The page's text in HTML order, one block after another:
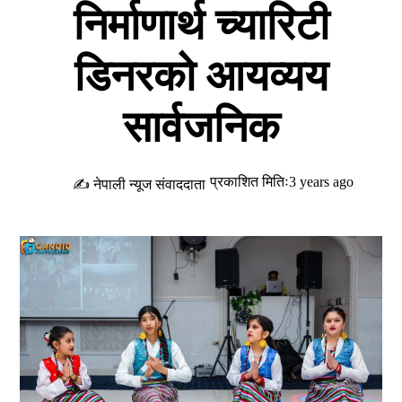
निर्माणार्थ च्यारिटी
डिनरको आयव्यय
सार्वजनिक
✍ नेपाली न्यूज संवाददाता प्रकाशित मितिः3 years ago